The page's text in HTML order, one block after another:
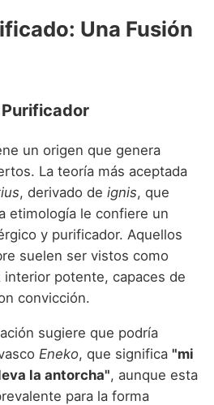
que empiezan por T
que empiezan por U
que empiezan por X
que empiezan por Y
que empiezan por Z
Una Fusión
Purificador
un origen que genera
La teoría más aceptada
, derivado de ignis, que
etimología le confiere un
y purificador. Aquellos
suelen ser vistos como
interior potente, capaces de
convicción.
sugiere que podría
Eneko, que significa "mi
la antorcha", aunque esta
para la forma